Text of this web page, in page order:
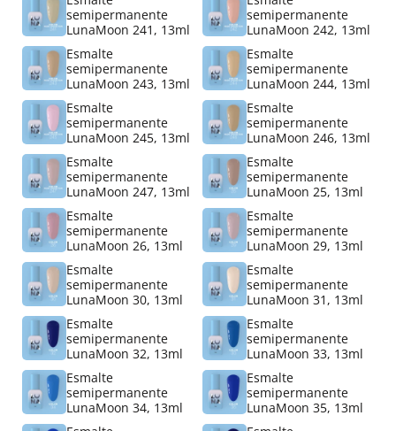
semipermanente
LunaMoon 241, 13ml
semipermanente
LunaMoon 242, 13ml
Esmalte
semipermanente
LunaMoon 243, 13ml
Esmalte
semipermanente
LunaMoon 244, 13ml
Esmalte
semipermanente
LunaMoon 245, 13ml
Esmalte
semipermanente
LunaMoon 246, 13ml
Esmalte
semipermanente
LunaMoon 247, 13ml
Esmalte
semipermanente
LunaMoon 25, 13ml
Esmalte
semipermanente
LunaMoon 26, 13ml
Esmalte
semipermanente
LunaMoon 29, 13ml
Esmalte
semipermanente
LunaMoon 30, 13ml
Esmalte
semipermanente
LunaMoon 31, 13ml
Esmalte
semipermanente
LunaMoon 32, 13ml
Esmalte
semipermanente
LunaMoon 33, 13ml
Esmalte
semipermanente
LunaMoon 34, 13ml
Esmalte
semipermanente
LunaMoon 35, 13ml